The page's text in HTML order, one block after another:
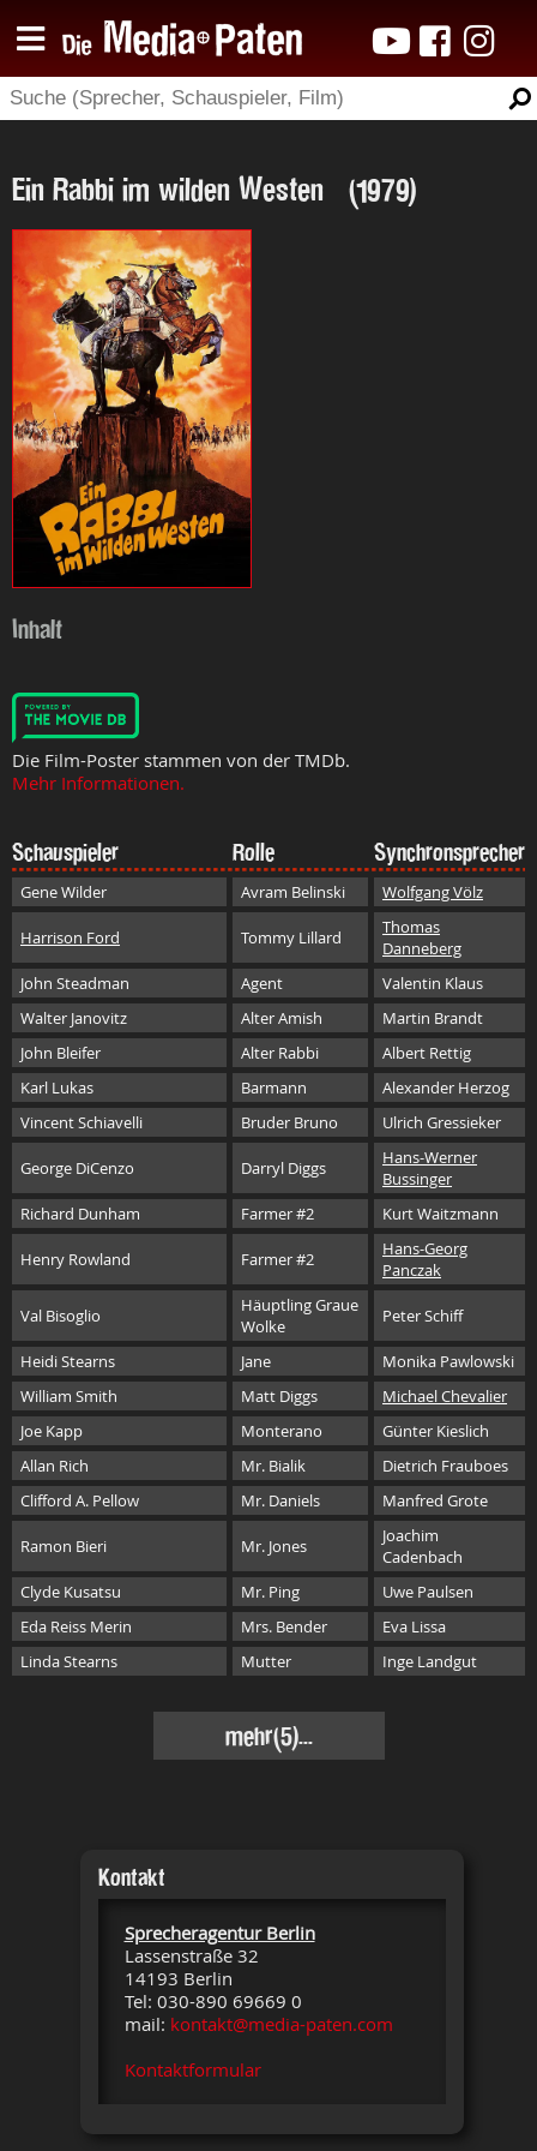
Ein Rabbi im wilden Westen (1979)
Inhalt
Die Film-Poster stammen von der TMDb.
Mehr Informationen.
Schauspieler Rolle Synchronsprecher
Gene Wilder Avram Belinski Wolfgang Völz
Harrison Ford Tommy Lillard
Thomas
Danneberg
John Steadman
Agent
Valentin Klaus
Walter Janovitz
Alter Amish
Martin Brandt
John Bleifer
Alter Rabbi
Albert Rettig
Karl Lukas
Barmann
Alexander Herzog
Vincent Schiavelli
Bruder Bruno Ulrich Gressieker
George DiCenzo Darryl Diggs
Hans-Werner
Bussinger
Richard Dunham
Farmer #2 Kurt Waitzmann
Henry Rowland Farmer #2
Hans-Georg
Panczak
Val Bisoglio
Häuptling Graue
Wolke
Peter Schiff
Heidi Stearns Jane
Monika Pawlowski
William Smith
Matt Diggs
Michael Chevalier
Joe Kapp
Monterano
Günter Kieslich
Allan Rich
Mr. Bialik
Dietrich Frauboes
Clifford A. Pellow
Mr. Daniels Manfred Grote
Ramon Bieri Mr. Jones
Joachim
Cadenbach
Clyde Kusatsu
Mr. Ping
Uwe Paulsen
Eda Reiss Merin
Mrs. Bender
Eva Lissa
Linda Stearns
Mutter Inge Landgut
mehr(5)...
Kontakt
Sprecheragentur Berlin
Lassenstraße 32
14193 Berlin
Tel: 030-890 69669 0
mail: kontakt@media-paten.com
Kontaktformular